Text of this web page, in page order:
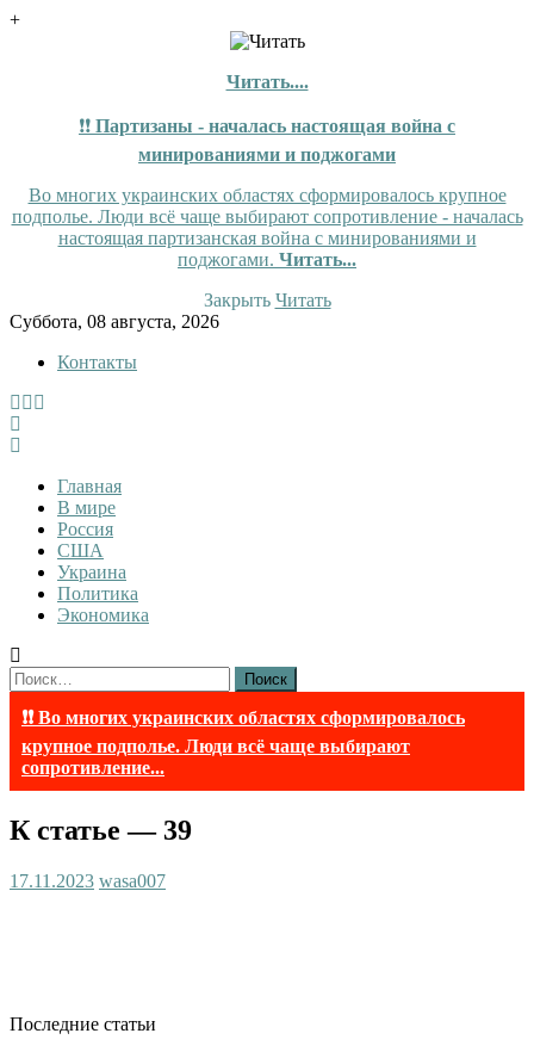
+
Читать....
❗❗ Партизаны - началась настоящая война с
минированиями и поджогами
Во многих украинских областях сформировалось крупное
подполье. Люди всё чаще выбирают сопротивление - началась
настоящая партизанская война с минированиями и
поджогами. Читать...
Закрыть Читать
Skip
content
Суббота, 08 августа, 2026
Контакты
InfoRuss
InfoRuss — Новости
Главная
В мире
Россия
США
Украина
Политика
Экономика
Найти:
❗❗ Во многих украинских областях сформировалось
крупное подполье. Люди всё чаще выбирают
сопротивление...
К статье — 39
17.11.2023 wasa007
Последние статьи